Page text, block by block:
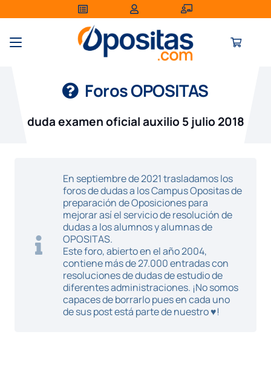
Foros OPOSITAS
duda examen oficial auxilio 5 julio 2018
En septiembre de 2021 trasladamos los
foros de dudas a los Campus Opositas de
preparación de Oposiciones para
mejorar así el servicio de resolución de
dudas a los alumnos y alumnas de
OPOSITAS.
Este foro, abierto en el año 2004,
contiene más de 27.000 entradas con
resoluciones de dudas de estudio de
diferentes administraciones. ¡No somos
capaces de borrarlo pues en cada uno
de sus post está parte de nuestro ♥!